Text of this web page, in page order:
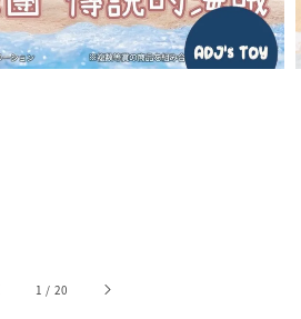
1 / 20